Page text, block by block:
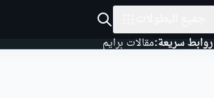
روابط سريعة:مقالات برايم